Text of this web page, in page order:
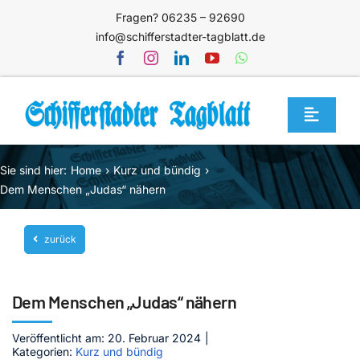
Fragen? 06235 – 92690
info@schifferstadter-tagblatt.de
Toggle
Home
Themen
Blog
Unternehmen
Mediathek
Jetzt abonnieren
Sie sind hier: Home
Kurz und bündig
Dem Menschen „Judas“ nähern
zurück
Dem Menschen „Judas“ nähern
Veröffentlicht am: 20. Februar 2024
Kategorien: Kurz und bündig